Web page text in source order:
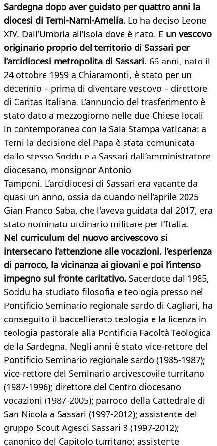
Sardegna dopo aver guidato per quattro anni la
diocesi di Terni-Narni-Amelia. Lo ha deciso Leone
XIV. Dall’Umbria all’isola dove è nato. E un vescovo
originario proprio del territorio di Sassari per
l’arcidiocesi metropolita di Sassari. 66 anni, nato il
24 ottobre 1959 a Chiaramonti, è stato per un
decennio – prima di diventare vescovo – direttore
di Caritas Italiana. L’annuncio del trasferimento è
stato dato a mezzogiorno nelle due Chiese locali
in contemporanea con la Sala Stampa vaticana: a
Terni la decisione del Papa è stata comunicata
dallo stesso Soddu e a Sassari dall’amministratore
diocesano, monsignor Antonio
Tamponi. L’arcidiocesi di Sassari era vacante da
quasi un anno, ossia da quando nell’aprile 2025
Gian Franco Saba, che l'aveva guidata dal 2017, era
stato nominato ordinario militare per l'Italia.
Nel curriculum del nuovo arcivescovo si
intersecano l’attenzione alle vocazioni, l’esperienza
di parroco, la vicinanza ai giovani e poi l’intenso
impegno sul fronte caritativo. Sacerdote dal 1985,
Soddu ha studiato filosofia e teologia presso nel
Pontificio Seminario regionale sardo di Cagliari, ha
conseguito il baccellierato teologia e la licenza in
teologia pastorale alla Pontificia Facoltà Teologica
della Sardegna. Negli anni è stato vice-rettore del
Pontificio Seminario regionale sardo (1985-1987);
vice-rettore del Seminario arcivescovile turritano
(1987-1996); direttore del Centro diocesano
vocazioni (1987-2005); parroco della Cattedrale di
San Nicola a Sassari (1997-2012); assistente del
gruppo Scout Agesci Sassari 3 (1997-2012);
canonico del Capitolo turritano; assistente